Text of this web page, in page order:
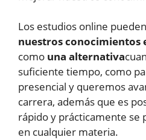
Los estudios online
nuestros conocimientos
como una alternativa
suficiente tiempo, como
presencial y queremos
carrera, además que es
rápido y prácticamente se
en cualquier materia.